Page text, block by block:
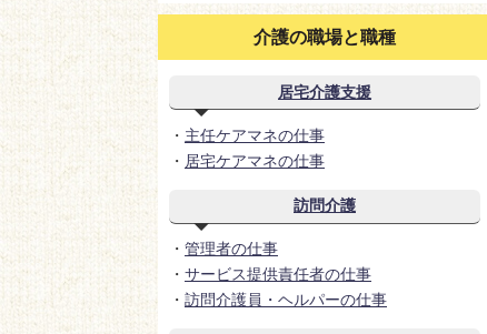
介護の職場と職種
居宅介護支援
・ 主任ケアマネの仕事
・ 居宅ケアマネの仕事
訪問介護
・ 管理者の仕事
・ サービス提供責任者の仕事
・ 訪問介護員・ヘルパーの仕事